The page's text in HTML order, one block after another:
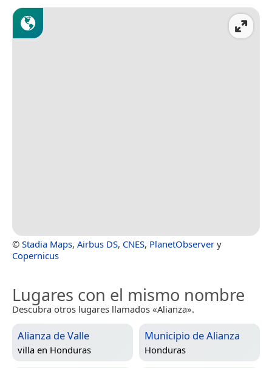
© Stadia Maps, Airbus DS, CNES, PlanetObserver y
Copernicus
Lugares con el mismo nombre
Descubra otros lugares llamados «Alianza».
Alianza de Valle
villa en Honduras
Municipio de Alianza
Honduras